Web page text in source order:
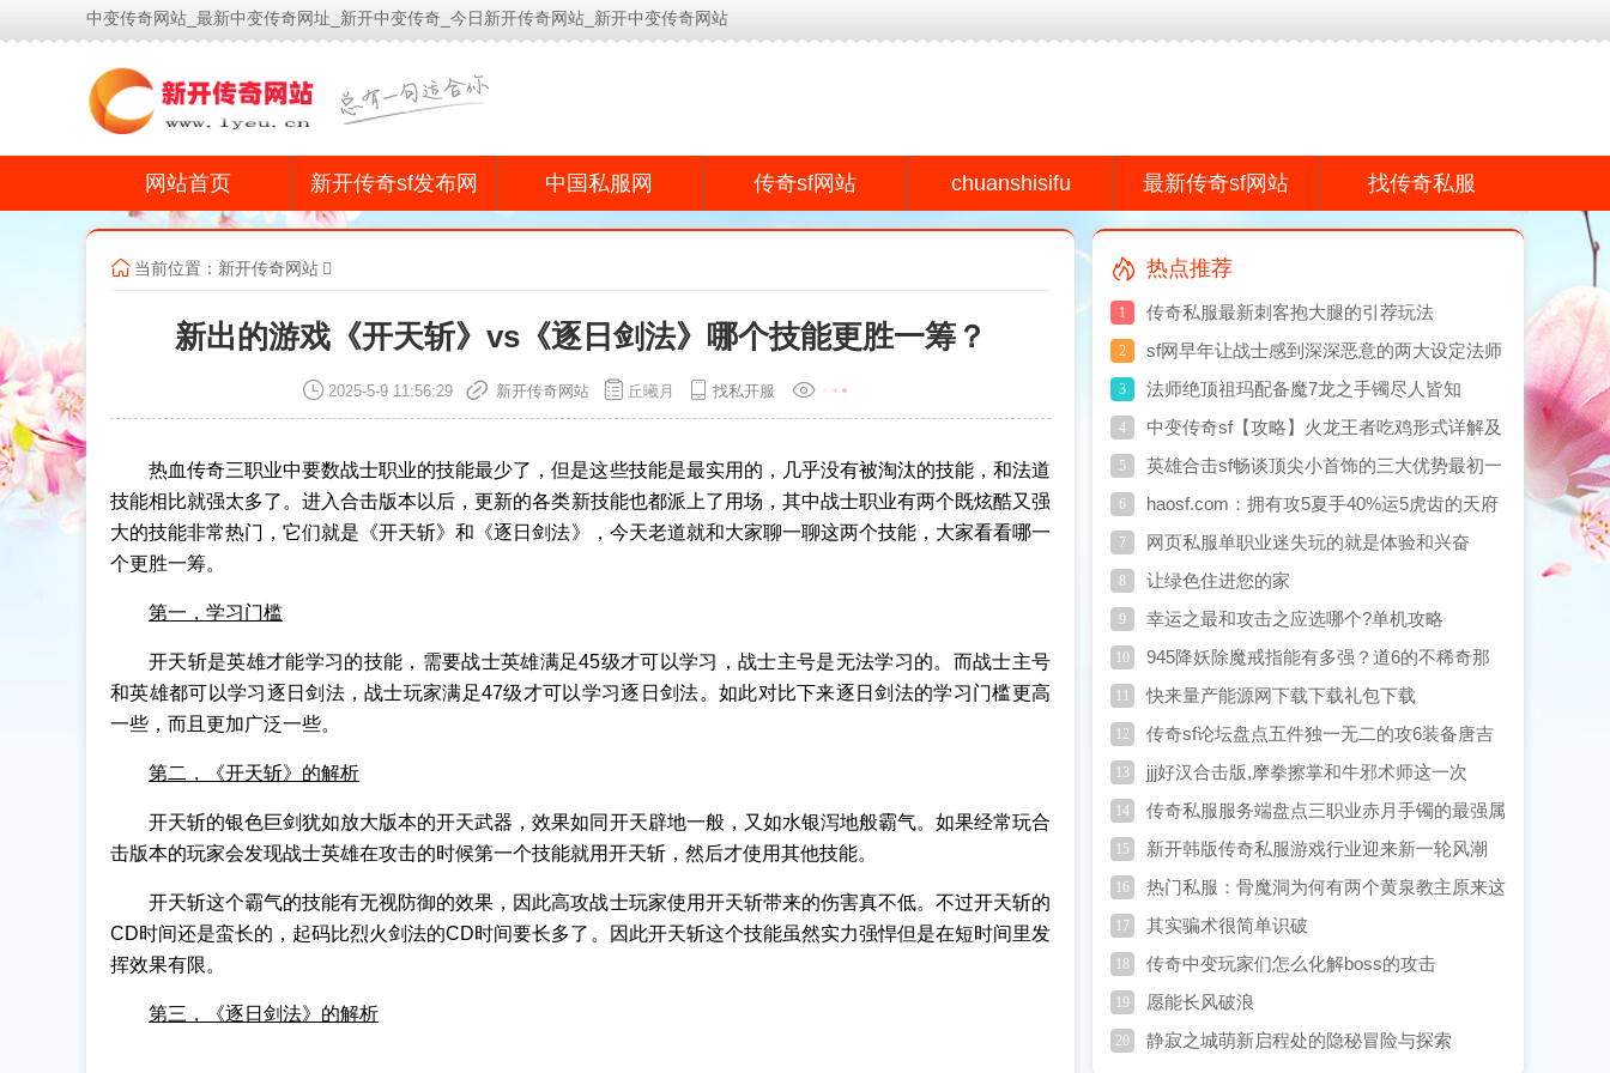
中变传奇网站_最新中变传奇网址_新开中变传奇_今日新开传奇网站_新开中变传奇网站
网站首页 新开传奇sf发布网 中国私服网 传奇sf网站 chuanshisifu 最新传奇sf网站 找传奇私服
当前位置： 新开传奇网站
新出的游戏《开天斩》vs《逐日剑法》哪个技能更胜一筹？
2025-5-9 11:56:29 新开传奇网站 丘曦月 找私开服
热血传奇三职业中要数战士职业的技能最少了，但是这些技能是最实用的，几乎没有被淘汰的技能，和法道
技能相比就强太多了。进入合击版本以后，更新的各类新技能也都派上了用场，其中战士职业有两个既炫酷又强
大的技能非常热门，它们就是《开天斩》和《逐日剑法》，今天老道就和大家聊一聊这两个技能，大家看看哪一
个更胜一筹。
第一，学习门槛
开天斩是英雄才能学习的技能，需要战士英雄满足45级才可以学习，战士主号是无法学习的。而战士主号
和英雄都可以学习逐日剑法，战士玩家满足47级才可以学习逐日剑法。如此对比下来逐日剑法的学习门槛更高
一些，而且更加广泛一些。
第二，《开天斩》的解析
开天斩的银色巨剑犹如放大版本的开天武器，效果如同开天辟地一般，又如水银泻地般霸气。如果经常玩合
击版本的玩家会发现战士英雄在攻击的时候第一个技能就用开天斩，然后才使用其他技能。
开天斩这个霸气的技能有无视防御的效果，因此高攻战士玩家使用开天斩带来的伤害真不低。不过开天斩的
CD时间还是蛮长的，起码比烈火剑法的CD时间要长多了。因此开天斩这个技能虽然实力强悍但是在短时间里发
挥效果有限。
第三，《逐日剑法》的解析
热点推荐
1 传奇私服最新刺客抱大腿的引荐玩法
2
sf网早年让战士感到深深恶意的两大设定法师
乐开了花
3 法师绝顶祖玛配备魔7龙之手镯尽人皆知
4
中变传奇sf【攻略】火龙王者吃鸡形式详解及
玩法详解
5
英雄合击sf畅谈顶尖小首饰的三大优势最初一
点很真实
6
haosf.com：拥有攻5夏手40%运5虎齿的天府
第一战晏狂徒
7 网页私服单职业迷失玩的就是体验和兴奋
8 让绿色住进您的家
9 幸运之最和攻击之应选哪个?单机攻略
10
945降妖除魔戒指能有多强？道6的不稀奇那
道12的呢？
11 快来量产能源网下载下载礼包下载
12
传奇sf论坛盘点五件独一无二的攻6装备唐吉
柯德就拥有其中两件
13 jjj好汉合击版,摩拳擦掌和牛邪术师这一次
14
传奇私服服务端盘点三职业赤月手镯的最强属
性道9天尊手镯鹤立鸡群
15 新开韩版传奇私服游戏行业迎来新一轮风潮
16
热门私服：骨魔洞为何有两个黄泉教主原来这
都是因为牛魔王
17 其实骗术很简单识破
18 传奇中变玩家们怎么化解boss的攻击
19 愿能长风破浪
20 静寂之城萌新启程处的隐秘冒险与探索